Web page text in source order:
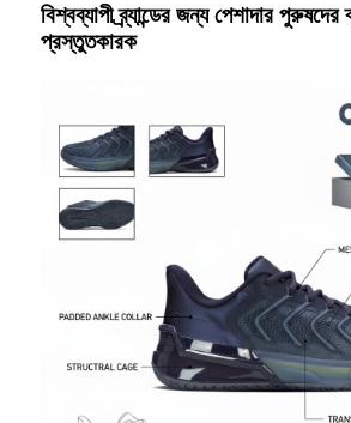
বিশ্বব্যাপী ব্র্যান্ডের জন্য পেশাদার
প্রস্তুতকারক